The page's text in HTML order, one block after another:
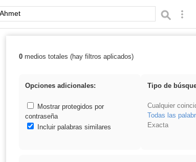
Palabra o frase:
Resultados de: Ahmet
0medios totales (hay filtros aplicados)
Opciones adicionales:
Mostrar protegidos por
contraseña
Incluir palabras similares
Tipo de
Cualquier
Todas las
Exacta